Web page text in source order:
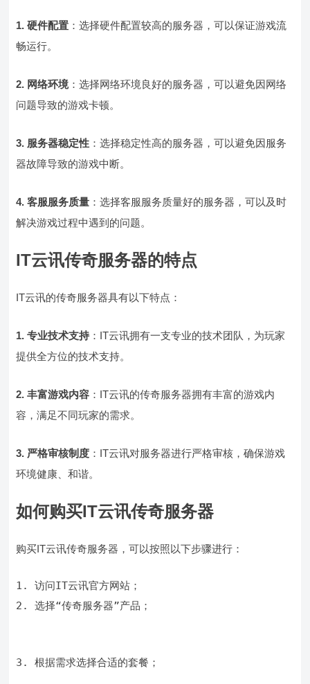
1. 硬件配置 ：选择硬件配置较高的服务器，可以保证游戏流
畅运行。
2. 网络环境：选择网络环境良好的服务器，可以避免因网络
问题导致的游戏卡顿。
3. 服务器稳定性 ：选择稳定性高的服务器，可以避免因服务
器故障导致的游戏中断。
4. 客服服务质量 ：选择客服服务质量好的服务器，可以及时
解决游戏过程中遇到的问题。
IT云讯传奇服务器的特点
IT云讯的传奇服务器具有以下特点：
1. 专业技术支持：IT云讯拥有一支专业的技术团队，为玩家
提供全方位的技术支持。
2. 丰富游戏内容 ：IT云讯的传奇服务器拥有丰富的游戏内
容，满足不同玩家的需求。
3. 严格审核制度 ：IT云讯对服务器进行严格审核，确保游戏
环境健康、和谐。
如何购买IT云讯传奇服务器
购买IT云讯传奇服务器，可以按照以下步骤进行：
2. 选择“传奇服务器”产品；
3. 根据需求选择合适的套餐；